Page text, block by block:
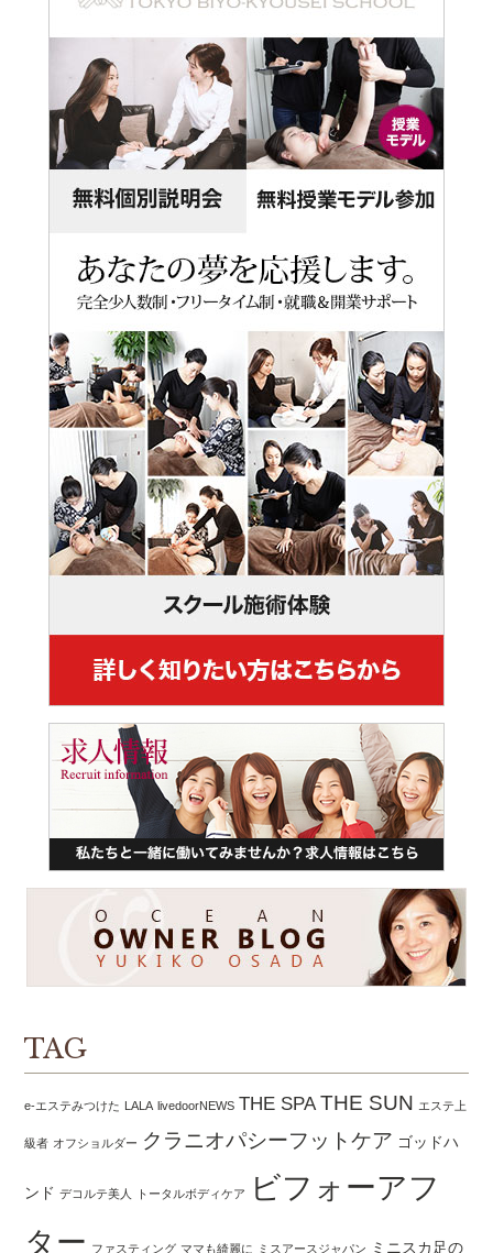
TAG
e-エステみつけた LALA livedoorNEWS THE SPA THE SUN エステ上
級者 オフショルダー クラニオパシーフットケア ゴッドハ
ンド デコルテ美人 トータルボディケア
ビフォーアフ
ター ファスティング ママも綺麗に ミスアースジャパン ミニスカ足の